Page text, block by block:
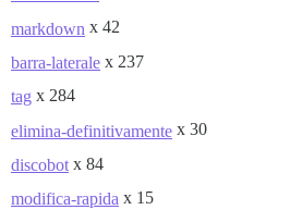
markdown x 42
barra-laterale x 237
tag x 284
elimina-definitivamente x 30
discobot x 84
modifica-rapida x 15